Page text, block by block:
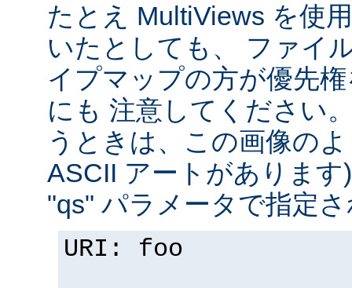
たとえ MultiViews を使
いたとしても、 ファイ
イプマップの方が優先
にも 注意してください
うときは、この画像の
ASCII アートがありま
"qs" パラメータで指定
URI: foo